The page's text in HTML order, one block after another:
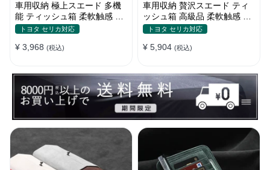
車用収納 極上スエード 多機
能 ティッシュ箱 柔軟触感 高
級品 防塵 おしゃれ Alcantara
トヨタ セリカ対応
¥ 3,968 (税込)
車用収納 贅沢スエード ティ
ッシュ箱 高級品 柔軟触感 多
色 防塵 おしゃれ アルカンタ
トヨタ セリカ対応
¥ 5,904 (税込)